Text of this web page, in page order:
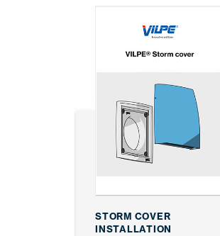
STORM COVER
INSTALLATION